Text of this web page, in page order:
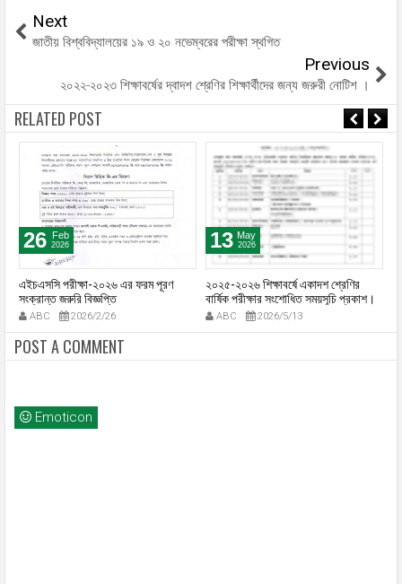
Next
জাতীয় বিশ্ববিদ্যালয়ের ১৯ ও ২০ নভেম্বরের পরীক্ষা স্থগিত
Previous
২০২২-২০২৩ শিক্ষাবর্ষের দ্বাদশ শ্রেণির শিক্ষার্থীদের জন্য জরুরী নোটিশ ।
RELATED POST
26 Feb
2026
এইচএসসি পরীক্ষা-২০২৬ এর ফরম পূরণ
সংক্রান্ত জরুরি বিজ্ঞপ্তি
ABC 2026/2/26
13 May
2026
২০২৫-২০২৬ শিক্ষাবর্ষে একাদশ শ্রেণির
বার্ষিক পরীক্ষার সংশোধিত সময়সূচি প্রকাশ।
ABC 2026/5/13
POST A COMMENT
Emoticon